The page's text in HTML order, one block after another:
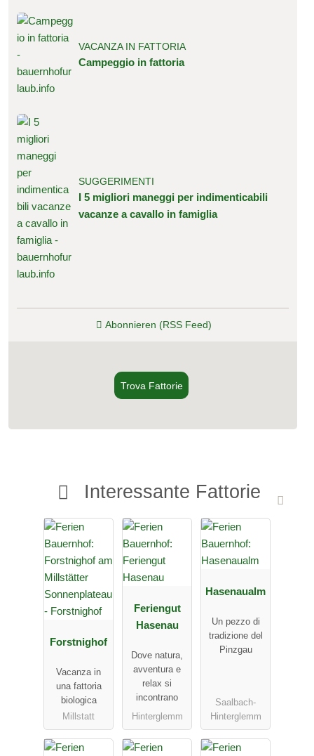
VACANZA IN FATTORIA
Campeggio in fattoria
SUGGERIMENTI
I 5 migliori maneggi per indimenticabili
vacanze a cavallo in famiglia
Abonnieren (RSS Feed)
Trova Fattorie
Interessante Fattorie
Forstnighof
Vacanza in
una fattoria
biologica
Millstatt
Feriengut
Hasenau
Dove natura,
avventura e
relax si
incontrano
Hinterglemm
Hasenaualm
Un pezzo di
tradizione del
Pinzgau
Saalbach-
Hinterglemm